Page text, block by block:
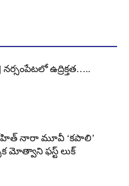
| నర్సంపేటలో ఉద్రిక్తత…..
రోహిత్ నారా మూవీ ‘కపాలి’
మోత్వాని ఫస్ట్ లుక్